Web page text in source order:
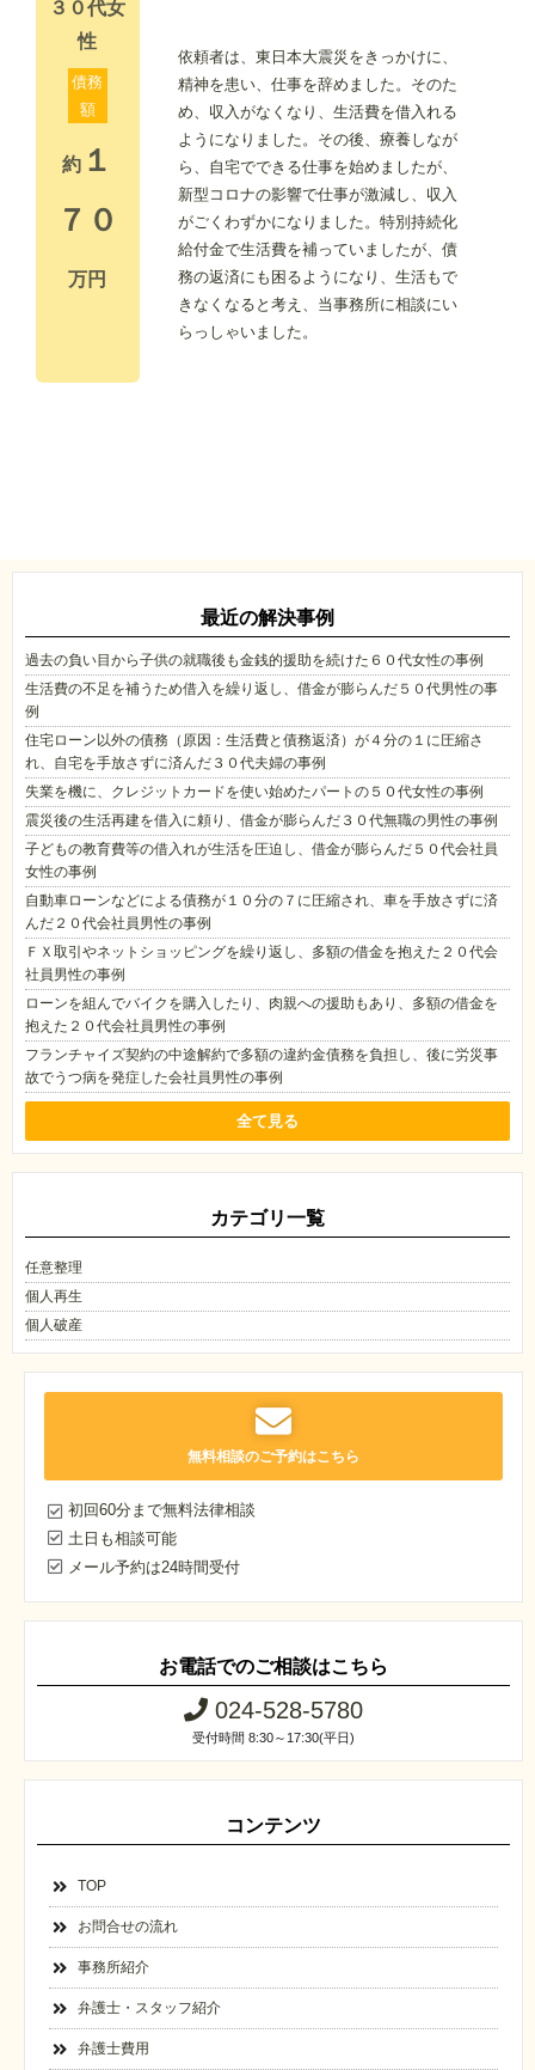
３０代女
性
債務
額
約 １
７０
万円
依頼者は、東日本大震災をきっかけに、
精神を患い、仕事を辞めました。そのた
め、収入がなくなり、生活費を借入れる
ようになりました。その後、療養しなが
ら、自宅でできる仕事を始めましたが、
新型コロナの影響で仕事が激減し、収入
がごくわずかになりました。特別持続化
給付金で生活費を補っていましたが、債
務の返済にも困るようになり、生活もで
きなくなると考え、当事務所に相談にい
らっしゃいました。
最近の解決事例
過去の負い目から子供の就職後も金銭的援助を続けた６０代女性の事例
生活費の不足を補うため借入を繰り返し、借金が膨らんだ５０代男性の事
例
住宅ローン以外の債務（原因：生活費と債務返済）が４分の１に圧縮さ
れ、自宅を手放さずに済んだ３０代夫婦の事例
失業を機に、クレジットカードを使い始めたパートの５０代女性の事例
震災後の生活再建を借入に頼り、借金が膨らんだ３０代無職の男性の事例
子どもの教育費等の借入れが生活を圧迫し、借金が膨らんだ５０代会社員
女性の事例
自動車ローンなどによる債務が１０分の７に圧縮され、車を手放さずに済
んだ２０代会社員男性の事例
ＦＸ取引やネットショッピングを繰り返し、多額の借金を抱えた２０代会
社員男性の事例
ローンを組んでバイクを購入したり、肉親への援助もあり、多額の借金を
抱えた２０代会社員男性の事例
フランチャイズ契約の中途解約で多額の違約金債務を負担し、後に労災事
故でうつ病を発症した会社員男性の事例
全て見る
カテゴリ一覧
任意整理
個人再生
個人破産
無料相談のご予約はこちら
初回60分まで無料法律相談
土日も相談可能
メール予約は24時間受付
お電話でのご相談はこちら
024-528-5780
受付時間 8:30～17:30(平日)
コンテンツ
TOP
お問合せの流れ
事務所紹介
弁護士・スタッフ紹介
弁護士費用